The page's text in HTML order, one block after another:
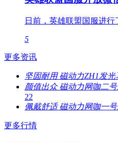
日前，英雄联盟国服进
5
更多资讯
坚固耐用 磁动力ZH1发
颜值出众 磁动力网咖二
22
佩戴舒适 磁动力网咖一
更多行情